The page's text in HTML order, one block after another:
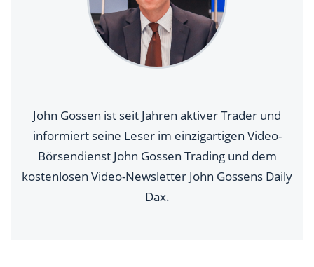
John Gossen ist seit Jahren aktiver Trader und
informiert seine Leser im einzigartigen Video-
Börsendienst John Gossen Trading und dem
kostenlosen Video-Newsletter John Gossens Daily
Dax.